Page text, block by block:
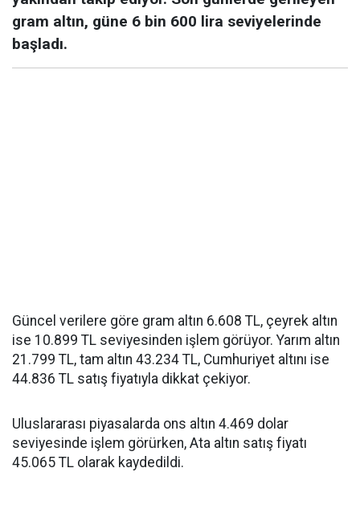
gram altın, güne 6 bin 600 lira seviyelerinde
başladı.
Güncel verilere göre gram altın 6.608 TL, çeyrek altın
ise 10.899 TL seviyesinden işlem görüyor. Yarım altın
21.799 TL, tam altın 43.234 TL, Cumhuriyet altını ise
44.836 TL satış fiyatıyla dikkat çekiyor.
Uluslararası piyasalarda ons altın 4.469 dolar
seviyesinde işlem görürken, Ata altın satış fiyatı
45.065 TL olarak kaydedildi.